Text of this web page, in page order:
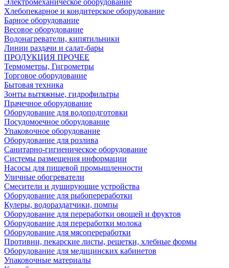
Электромеханическое оборудование
Хлебопекарное и кондитерское оборудование
Барное оборудование
Весовое оборудование
Водонагреватели, кипятильники
Линии раздачи и салат-бары
ПРОДУКЦИЯ ПРОЧЕЕ
Термометры, Гигрометры
Торговое оборудование
Бытовая техника
Зонты вытяжные, гидрофильтры
Прачечное оборудование
Оборудование для водоподготовки
Посудомоечное оборудование
Упаковочное оборудование
Оборудование для розлива
Санитарно-гигиеническое оборудование
Системы размещения информации
Насосы для пищевой промышленности
Уличные обогреватели
Смесители и душирующие устройства
Оборудование для рыбопереработки
Кулеры, водораздатчики, помпы
Оборудование для переработки овощей и фруктов
Оборудование для переработки молока
Оборудование для мясопереработки
Противни, пекарские листы, решетки, хлебные формы
Оборудование для медицинских кабинетов
Упаковочные материалы